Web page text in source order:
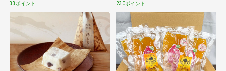
33ポイント 230ポイント